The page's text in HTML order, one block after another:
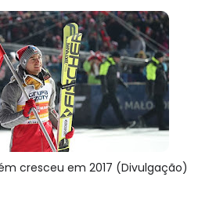
cresceu em 2017 (Divulgação)